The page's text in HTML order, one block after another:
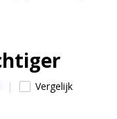
Vergelijk